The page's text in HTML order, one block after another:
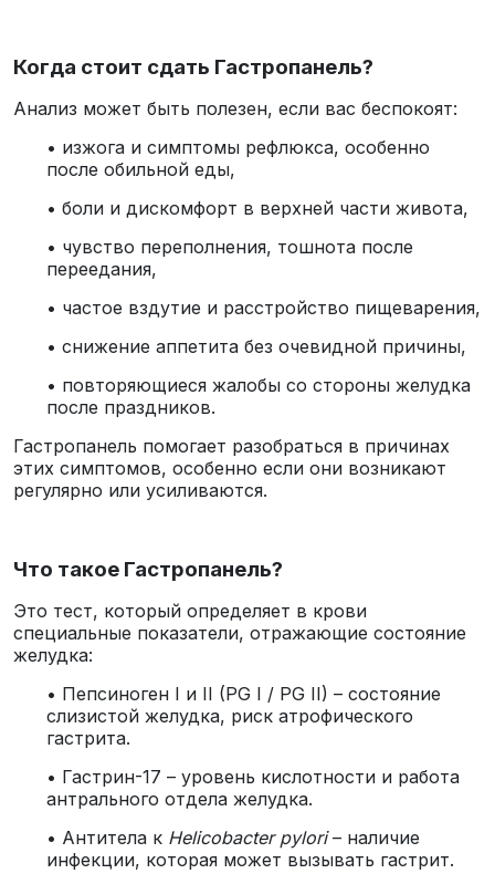
Когда стоит сдать Гастропанель?
Анализ может быть полезен, если вас беспокоят:
• изжога и симптомы рефлюкса, особенно
после обильной еды,
• боли и дискомфорт в верхней части живота,
• чувство переполнения, тошнота после
переедания,
• частое вздутие и расстройство пищеварения,
• снижение аппетита без очевидной причины,
• повторяющиеся жалобы со стороны желудка
после праздников.
Гастропанель помогает разобраться в причинах
этих симптомов, особенно если они возникают
регулярно или усиливаются.
Что такое Гастропанель?
Это тест, который определяет в крови
специальные показатели, отражающие состояние
желудка:
• Пепсиноген I и II (PG I / PG II) – состояние
слизистой желудка, риск атрофического
гастрита.
• Гастрин-17 – уровень кислотности и работа
антрального отдела желудка.
• Антитела к Helicobacter pylori– наличие
инфекции, которая может вызывать гастрит.